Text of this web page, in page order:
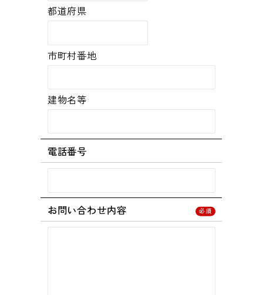
都道府県
市町村番地
建物名等
電話番号
お問い合わせ内容